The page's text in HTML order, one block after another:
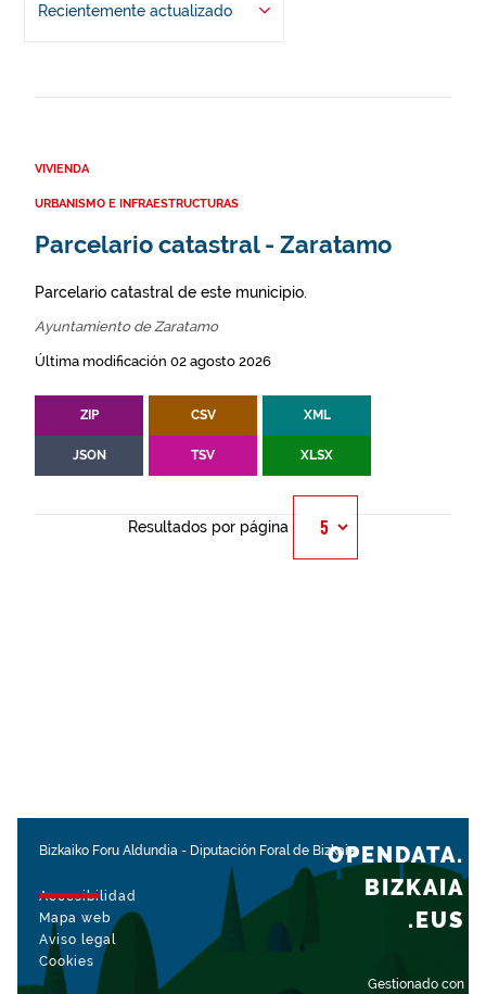
Recientemente actualizado
VIVIENDA
URBANISMO E INFRAESTRUCTURAS
Parcelario catastral - Zaratamo
Parcelario catastral de este municipio.
Ayuntamiento de Zaratamo
Última modificación 02 agosto 2026
ZIP CSV XML
JSON TSV XLSX
Resultados por página
Bizkaiko Foru Aldundia - Diputación Foral de Bizkaia
Accesibilidad
Mapa web
Aviso legal
Cookies
Gestionado con
OPENDATA.
BIZKAIA
.EUS